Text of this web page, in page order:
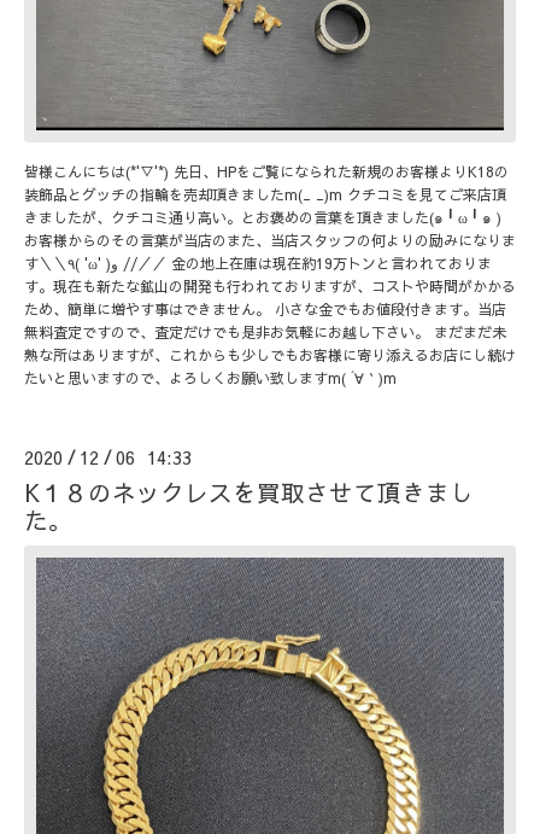
皆様こんにちは(*'▽'*) 先日、HPをご覧になられた新規のお客様よりK18の
装飾品とグッチの指輪を売却頂きましたm(_ _)m クチコミを見てご来店頂
きましたが、クチコミ通り高い。とお褒めの言葉を頂きました(๑╹ω╹๑ )
お客様からのその言葉が当店のまた、当店スタッフの何よりの励みになりま
す＼＼٩( 'ω' )و //／／ 金の地上在庫は現在約19万トンと言われておりま
す。現在も新たな鉱山の開発も行われておりますが、コストや時間がかかる
ため、簡単に増やす事はできません。 小さな金でもお値段付きます。当店
無料査定ですので、査定だけでも是非お気軽にお越し下さい。 まだまだ未
熟な所はありますが、これからも少しでもお客様に寄り添えるお店にし続け
たいと思いますので、よろしくお願い致しますm( ´∀｀)m
2020 / 12 /06 14:33
K１８のネックレスを買取させて頂きまし
た。